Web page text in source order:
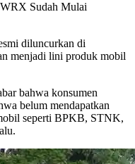
Sudah Mulai
diluncurkan di
menjadi lini produk mobil
bahwa konsumen
belum mendapatkan
seperti BPKB, STNK,